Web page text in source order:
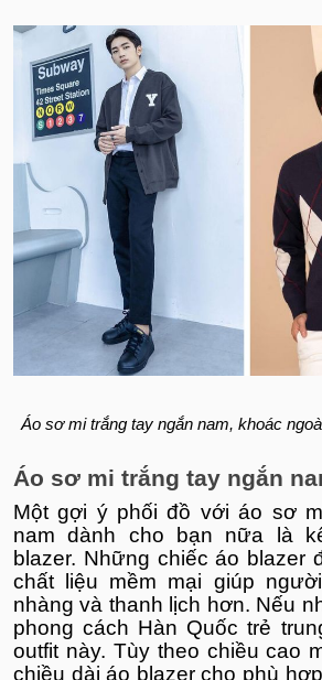
Áo sơ mi trắng tay ngắn nam, khoác
Áo sơ mi trắng tay ngắn
Một gợi ý phối đồ với áo sơ
nam dành cho bạn nữa là
blazer. Những chiếc áo blazer
chất liệu mềm mại giúp
nhàng và thanh lịch hơn. Nếu
phong cách Hàn Quốc trẻ
outfit này. Tùy theo chiều cao
chiều dài áo blazer cho phù